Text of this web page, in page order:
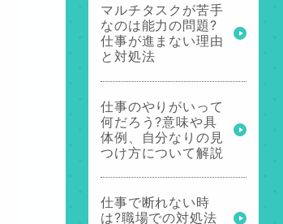
マルチタスクが苦手
なのは能力の問題?
仕事が進まない理由
と対処法
仕事のやりがいって
何だろう?意味や具
体例、自分なりの見
つけ方について解説
仕事で断れない時
は?職場での対処法